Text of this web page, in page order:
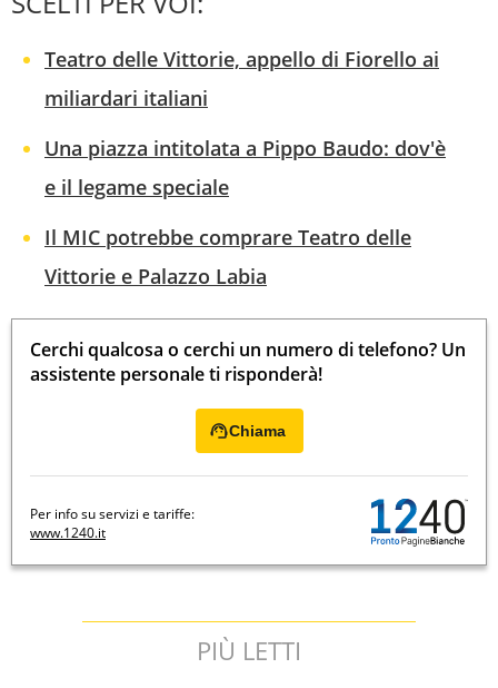
Teatro delle Vittorie, appello di Fiorello ai
miliardari italiani
Una piazza intitolata a Pippo Baudo: dov'è
e il legame speciale
Il MIC potrebbe comprare Teatro delle
Vittorie e Palazzo Labia
Cerchi qualcosa o cerchi un numero di telefono? Un
assistente personale ti risponderà!
Chiama
Per info su servizi e tariffe:
www.1240.it
PIÙ LETTI